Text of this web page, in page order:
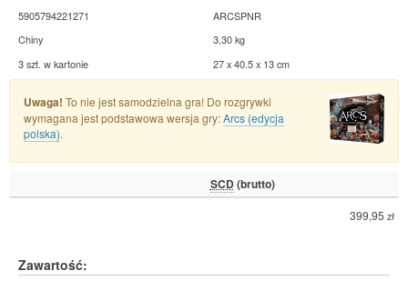
5905794221271
ARCSPNR
Chiny
3,30 kg
3 szt. w kartonie
27 x 40.5 x 13 cm
Uwaga! To nie jest samodzielna gra! Do rozgrywki
wymagana jest podstawowa wersja gry:Arcs (edycja
polska).
SCD (brutto)
399,95 zł
Zawartość: